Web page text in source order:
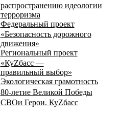
распространению идеологии
терроризма
Федеральный проект
«Безопасность дорожного
движения»
Региональный проект
«КуZбасс —
правильный выбор»
Экологическая грамотность
80-летие Великой Победы
СВОи Герои. КуZбасс